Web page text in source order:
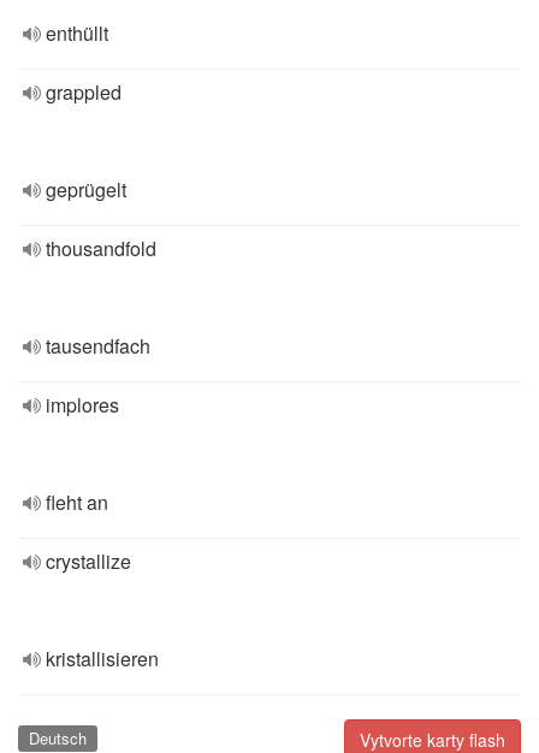
enthüllt
grappled
geprügelt
thousandfold
tausendfach
implores
fleht an
crystallize
kristallisieren
Vytvorte karty flash
Deutsch